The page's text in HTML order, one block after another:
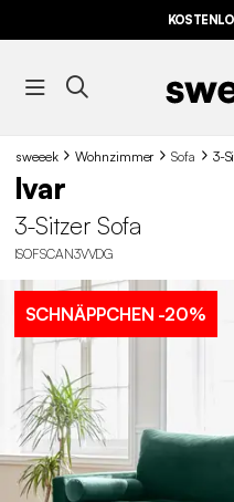
sweeek Wohnzimmer Sofa 3-
Ivar
3-Sitzer Sofa
ISOFSCAN3VVDG
SCHNÄPPCHEN -20%